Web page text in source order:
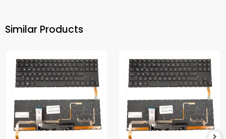
Similar Products